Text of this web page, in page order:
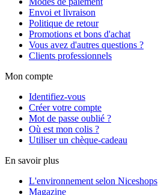
Envoi et livraison
Politique de retour
Promotions et bons d'achat
Vous avez d'autres questions ?
Clients professionnels
Mon compte
Identifiez-vous
Créer votre compte
Mot de passe oublié ?
Où est mon colis ?
Utiliser un chèque-cadeau
En savoir plus
L'environnement selon Niceshops
Magazine